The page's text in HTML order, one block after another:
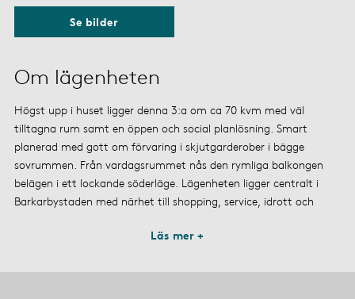
Om lägenheten
Högst upp i huset ligger denna 3:a om ca 70 kvm med väl
tilltagna rum samt en öppen och social planlösning. Smart
planerad med gott om förvaring i skjutgarderober i bägge
sovrummen. Från vardagsrummet nås den rymliga balkongen
belägen i ett lockande söderläge. Lägenheten ligger centralt i
Barkarbystaden med närhet till shopping, service, idrott och
Läs mer +
Se bilder